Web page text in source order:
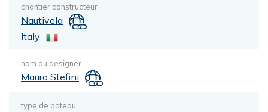
chantier constructeur
Nautivela
Italy
nom du designer
Mauro Stefini
type de bateau